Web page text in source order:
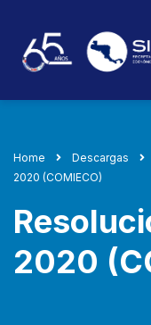
Home Descargas
2020 (COMIECO)
2020